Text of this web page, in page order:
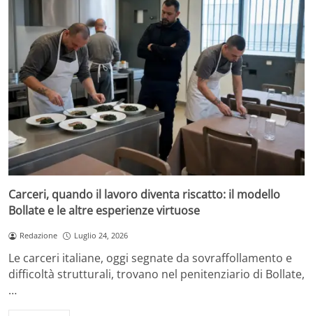
Carceri, quando il lavoro diventa riscatto: il modello
Bollate e le altre esperienze virtuose
Redazione Luglio 24, 2026
Le carceri italiane, oggi segnate da sovraffollamento e
difficoltà strutturali, trovano nel penitenziario di Bollate,
…